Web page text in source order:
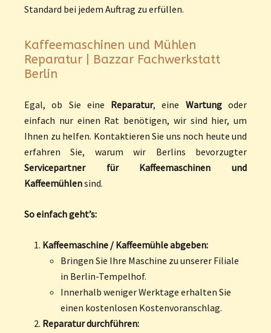
Standard bei jedem Auftrag zu erfüllen.
Kaffeemaschinen und Mühlen
Reparatur | Bazzar Fachwerkstatt
Berlin
Egal, ob Sie eine Reparatur, eine Wartungoder
einfach nur einen Rat benötigen, wir sind hier, um
Ihnen zu helfen. Kontaktieren Sie uns noch heute und
erfahren Sie, warum wir Berlins bevorzugter
Servicepartner für Kaffeemaschinen und
Kaffeemühlensind.
So einfach geht’s:
Kaffeemaschine / Kaffeemühle abgeben:
Bringen Sie Ihre Maschine zu unserer Filiale
in Berlin-Tempelhof.
Innerhalb weniger Werktage erhalten Sie
einen kostenlosen Kostenvoranschlag.
Reparatur durchführen: